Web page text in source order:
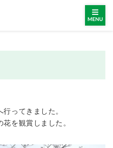
ってきました。
を観賞しました。